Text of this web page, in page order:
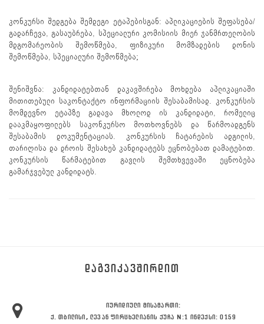
კონკურსი შედგება შემდეგი ეტაპებისგან: აპლიკაციების შეფასება/
გადარჩევა, გასაუბრება, სპეციალური კომისიის მიერ ჯანმრთელობის
მდგომარეობის შემოწმება, ფიზიკური მომზადების დონის
შემოწმება, სპეციალური შემოწმება;
შენიშვნა: კანდიდატებთან დაკავშირება მოხდება აპლიკაციაში
მითითებული საკონტაქტო ინფორმაციის შესაბამისად. კონკურსის
მომდევნო ეტაპზე გადავა მხოლოდ ის კანდიდატი, რომელიც
დააკმაყოფილებს საკონკურსო მოთხოვნებს და წარმოადგენს
შესაბამის დოკუმენტაციას. კონკურსის ჩატარების ადგილის,
თარიღისა და დროის შესახებ კანდიდატებს ეცნობებათ დამატებით.
კონკურსის წარმატებით გავლის შემთხვევაში ეცნობება
გამარჯვებულ კანდიდატს.
ᲓᲐᲒᲕᲘᲙᲐᲕᲨᲘᲠᲓᲘᲗ
ᲘᲣᲠᲘᲓᲘᲣᲚᲘ ᲛᲘᲡᲐᲛᲐᲠᲗᲘ:
Ქ. ᲗᲑᲘᲚᲘᲡᲘ, ᲚᲔᲕᲐᲜ ᲤᲘᲠᲪᲮᲔᲚᲘᲐᲜᲘᲡ ᲥᲣᲩᲐ N:1 ᲘᲜᲓᲔᲥᲡᲘ: 0159